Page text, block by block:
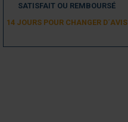
SATISFAIT OU REMBOURSÉ
14 JOURS POUR CHANGER D´AVIS